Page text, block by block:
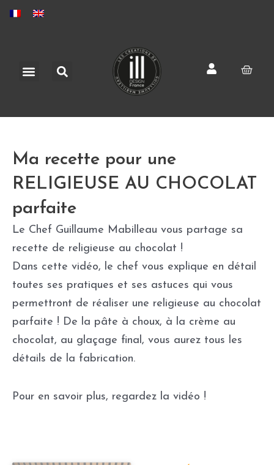
Aller
MenuRechercher
Ma recette pour une
RELIGIEUSE AU CHOCOLAT
parfaite
Le Chef Guillaume Mabilleau vous partage sa
recette de religieuse au chocolat !
Dans cette vidéo, le chef vous explique en détail
toutes ses pratiques et ses astuces qui vous
permettront de réaliser une religieuse au chocolat
parfaite ! De la pâte à choux, à la crème au
chocolat, au glaçage final, vous aurez tous les
détails de la fabrication.
Pour en savoir plus, regardez la vidéo !